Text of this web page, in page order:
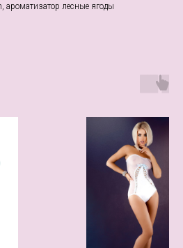
ароматизатор лесные ягоды